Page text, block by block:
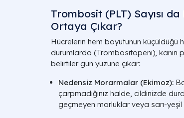
Trombosit (PLT) Sayısı
Ortaya Çıkar?
Hücrelerin hem boyutunun küçüldüğü
durumlarda (Trombositopeni), kanın
belirtiler gün yüzüne çıkar:
Nedensiz Morarmalar (Ekimoz):
çarpmadığınız halde, cildinizde
geçmeyen morluklar veya sarı-yeşil